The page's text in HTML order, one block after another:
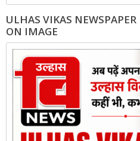
ULHAS VIKAS NEWSPAPER
ON IMAGE